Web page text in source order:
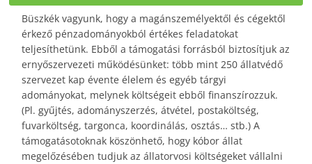
Büszkék vagyunk, hogy a magánszemélyektől és cégektől
érkező pénzadományokból értékes feladatokat
teljesíthetünk. Ebből a támogatási forrásból biztosítjuk az
ernyőszervezeti működésünket: több mint 250 állatvédő
szervezet kap évente élelem és egyéb tárgyi
adományokat, melynek költségeit ebből finanszírozzuk.
(Pl. gyűjtés, adományszerzés, átvétel, postaköltség,
fuvarköltség, targonca, koordinálás, osztás… stb.) A
támogatásotoknak köszönhető, hogy kóbor állat
megelőzésében tudjuk az állatorvosi költségeket vállalni